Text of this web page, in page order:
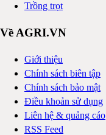
Trồng trọt
Về AGRI.VN
Giới thiệu
Chính sách biên tập
Chính sách bảo mật
Điều khoản sử dụng
Liên hệ & quảng cáo
RSS Feed